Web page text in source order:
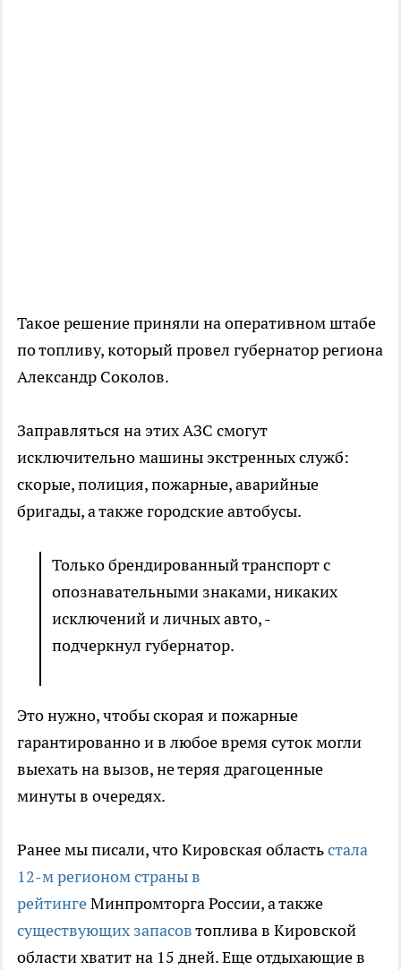
Такое решение приняли на оперативном штабе
по топливу, который провел губернатор региона
Александр Соколов.
Заправляться на этих АЗС смогут
исключительно машины экстренных служб:
скорые, полиция, пожарные, аварийные
бригады, а также городские автобусы.
Только брендированный транспорт с
опознавательными знаками, никаких
исключений и личных авто, -
подчеркнул губернатор.
Это нужно, чтобы скорая и пожарные
гарантированно и в любое время суток могли
выехать на вызов, не теряя драгоценные
минуты в очередях.
Ранее мы писали, что Кировская областьстала
12-м регионом страны в
рейтингеМинпромторга России, а также
существующих запасовтоплива в Кировской
области хватит на 15 дней. Еще отдыхающие в